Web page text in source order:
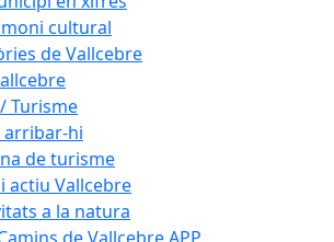
cultural
de Vallcebre
Turisme
arribar-hi
de turisme
actiu Vallcebre
a la natura